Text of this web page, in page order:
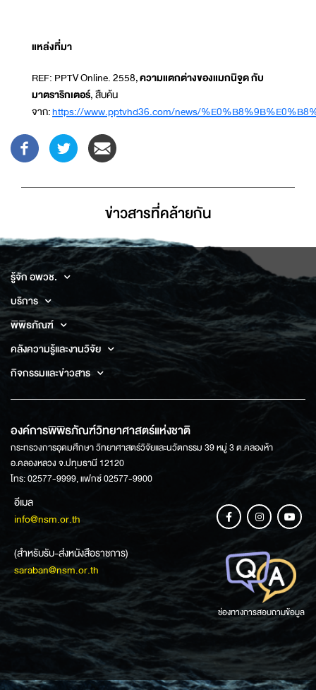
แหล่งที่มา
REF: PPTV Online. 2558,ความแตกต่างของแมกนิจูด กับ
มาตราริกเตอร์, สืบค้น
จาก:https://www.pptvhd36.com/news/
ข่าวสารที่่คล้ายกัน
รู้จัก อพวช.
บริการ
พิพิธภัณฑ์
คลังความรู้และงานวิจัย
กิจกรรมและข่าวสาร
องค์การพิพิธภัณฑ์วิทยาศาสตร์แห่งชาติ
กระทรวงการอุดมศึกษา วิทยาศาสตร์วิจัยและนวัตกรรม 39 หมู่ 3 ต.คลองห้า
อ.คลองหลวง จ.ปทุมธานี 12120
โทร: 02577-9999, แฟกซ์ 02577-9900
อีเมล
info@nsm.or.th
(สำหรับรับ-ส่งหนังสือราชการ)
saraban@nsm.or.th
ช่องทางการสอบถามข้อมูล